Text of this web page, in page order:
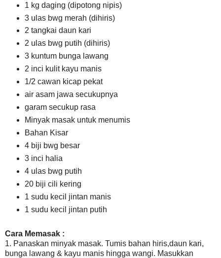
1 kg daging (dipotong nipis)
3 ulas bwg merah (dihiris)
2 tangkai daun kari
2 ulas bwg putih (dihiris)
3 kuntum bunga lawang
2 inci kulit kayu manis
1/2 cawan kicap pekat
air asam jawa secukupnya
garam secukup rasa
Minyak masak untuk menumis
Bahan Kisar
4 biji bwg besar
3 inci halia
4 ulas bwg putih
20 biji cili kering
1 sudu kecil jintan manis
1 sudu kecil jintan putih
Cara Memasak :
1. Panaskan minyak masak. Tumis bahan hiris,daun kari,
bunga lawang & kayu manis hingga wangi. Masukkan